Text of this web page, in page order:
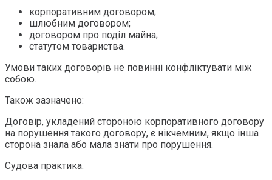
корпоративним договором;
шлюбним договором;
договором про поділ майна;
статутом товариства.
Умови таких договорів не повинні конфліктувати між
собою.
Також зазначено:
Договір, укладений стороною корпоративного договору
на порушення такого договору, є нікчемним, якщо інша
сторона знала або мала знати про порушення.
Судова практика: